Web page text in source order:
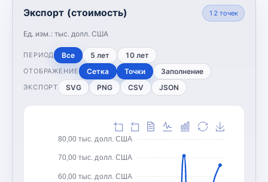
Экспорт (стоимость)
Ед. изм.: тыс. долл. США
12 точек
ПЕРИОД Все 5 лет 10 лет
ОТОБРАЖЕНИЕ Сетка Точки Заполнение
ЭКСПОРТ SVG PNG CSV JSON
60,00 тыс. долл. США
70,00 тыс. долл. США
80,00 тыс. долл. США